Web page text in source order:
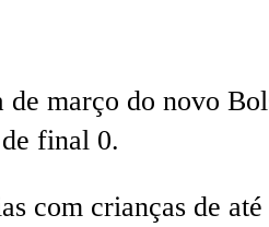
março do novo
final 0.
com crianças de